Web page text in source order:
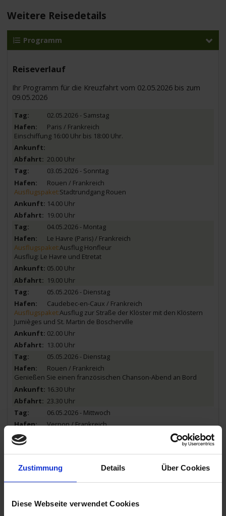
Zustimmung Details Über Cookies
Diese Webseite verwendet Cookies
Weitere Reisedetails
Programm
Reiseverlauf
Ihr Programm für die Kreuzfahrt vom 02.05.2026 bis zum
09.05.2026
02.05.2026 - Samstag
Paris / Frankreich
Einschiffung 16:00 Uhr bis 18:00 Uhr.
20.00 Uhr
03.05.2026 - Sonntag
Rouen / Frankreich
Ausflugspaket:Stadtrundgang Rouen
14.00 Uhr
19.00 Uhr
04.05.2026 - Montag
Le Havre (Paris) / Frankreich
Ausflugspaket:Ausflug Honfleur
Ausflug: Le Havre und Etretat
05.00 Uhr
19.00 Uhr
05.05.2026 - Dienstag
Caudebec-en-Caux / Frankreich
Ausflugspaket:Ausflug zur Straße der Klöster mit den Klöstern
Jumièges und St. Martin de Boscherville
02.00 Uhr
13.00 Uhr
05.05.2026 - Dienstag
Rouen / Frankreich
Genießen Sie einen französischen Chanson-Abend an Bord
16.30 Uhr
23.30 Uhr
06.05.2026 - Mittwoch
Vernon / Frankreich
Ausflug: Giverny mit Monet-Haus
14.00 Uhr
06.05.2026 - Mittwoch
Conflans-Sainte-Honorine / Frankreich